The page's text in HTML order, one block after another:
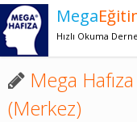
Mega
Hızlı Okuma
Mega
(Merkez)